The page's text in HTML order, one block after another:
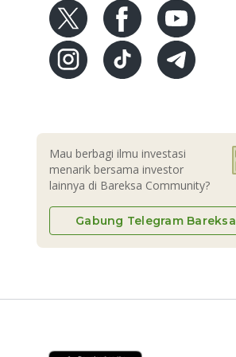
Mau berbagi ilmu investasi
menarik bersama investor
lainnya di Bareksa Community?
Gabung Telegram Bareksa